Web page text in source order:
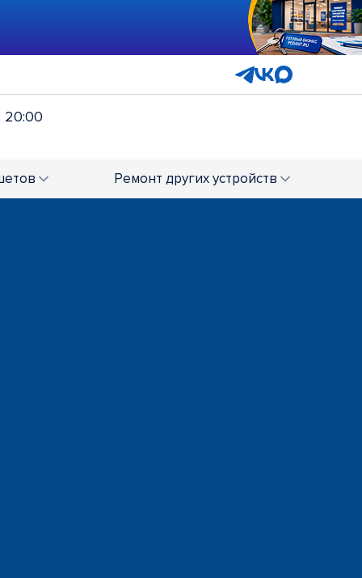
20:00
Ремонт других устройств